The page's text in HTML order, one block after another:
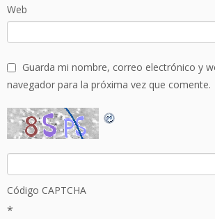
Web
Guarda mi nombre, correo electrónico y
navegador para la próxima vez que comente.
Código CAPTCHA
*